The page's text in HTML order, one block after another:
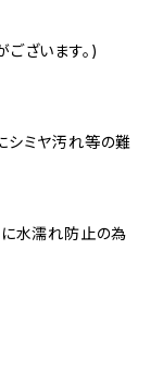
ざいます。)
シミヤ汚れ等の難
水濡れ防止の為